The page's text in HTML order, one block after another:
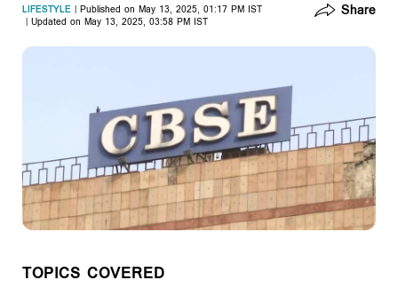
LIFESTYLE
Published on May 13, 2025, 01:17 PM IST
Updated on May 13, 2025, 03:58 PM IST
Share
TOPICS COVERED